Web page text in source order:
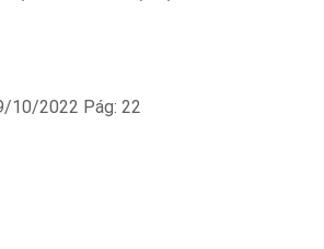
10/2022 Pág: 22